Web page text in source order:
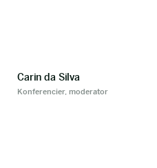
Carin da Silva
Konferencier, moderator